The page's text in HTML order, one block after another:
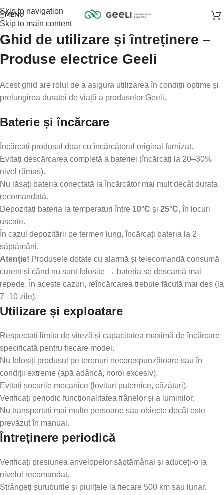
Skip to navigation
Skip to main content
MENU
Ghid de utilizare și întreținere –
Produse electrice Geeli
Acest ghid are rolul de a asigura utilizarea în condiții optime și
prelungirea duratei de viață a produselor Geeli.
Baterie și încărcare
Încărcați produsul doar cu încărcătorul original furnizat.
Evitați descărcarea completă a bateriei (încărcați la 20–30%
nivel rămas).
Nu lăsați bateria conectată la încărcător mai mult decât durata
recomandată.
Depozitați bateria la temperaturi între 10°C și 25°C, în locuri
uscate.
În cazul depozitării pe termen lung, încărcați bateria la 2
săptămâni.
Atenție! Produsele dotate cu alarmă și telecomandă consumă
curent și când nu sunt folosite → bateria se descarcă mai
repede. În aceste cazuri, reîncărcarea trebuie făcută mai des (la
7–10 zile).
Utilizare și exploatare
Respectați limita de viteză și capacitatea maximă de încărcare
specificată pentru fiecare model.
Nu folosiți produsul pe terenuri necorespunzătoare sau în
condiții extreme (apă adâncă, noroi excesiv).
Evitați șocurile mecanice (lovituri puternice, căzături).
Verificați periodic funcționalitatea frânelor și a luminilor.
Nu transportați mai multe persoane sau obiecte decât este
prevăzut în manual.
Întreținere periodică
Verificați presiunea anvelopelor săptămânal și aduceți-o la
nivelul recomandat.
Strângeți șuruburile și piulițele la fiecare 500 km sau lunar.